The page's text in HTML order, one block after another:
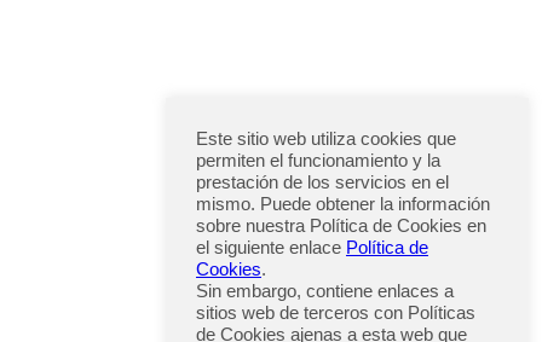
Este sitio web utiliza cookies que
permiten el funcionamiento y la
prestación de los servicios en el
mismo. Puede obtener la información
sobre nuestra Política de Cookies en
el siguiente enlace Política de
Cookies.
Sin embargo, contiene enlaces a
sitios web de terceros con Políticas
de Cookies ajenas a esta web que